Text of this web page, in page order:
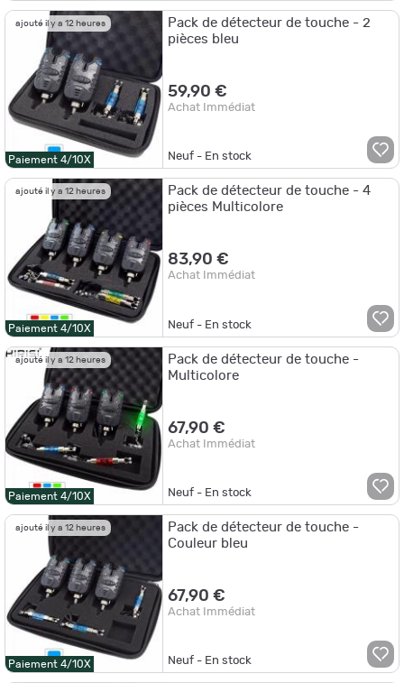
ajouté il y a 12 heures
Paiement 4/10X
Pack de détecteur de touche - 2
pièces bleu
59,90 €
Achat Immédiat
Neuf - En stock
ajouté il y a 12 heures
Paiement 4/10X
Pack de détecteur de touche - 4
pièces Multicolore
83,90 €
Achat Immédiat
Neuf - En stock
ajouté il y a 12 heures
Paiement 4/10X
Pack de détecteur de touche -
Multicolore
67,90 €
Achat Immédiat
Neuf - En stock
ajouté il y a 12 heures
Paiement 4/10X
Pack de détecteur de touche -
Couleur bleu
67,90 €
Achat Immédiat
Neuf - En stock